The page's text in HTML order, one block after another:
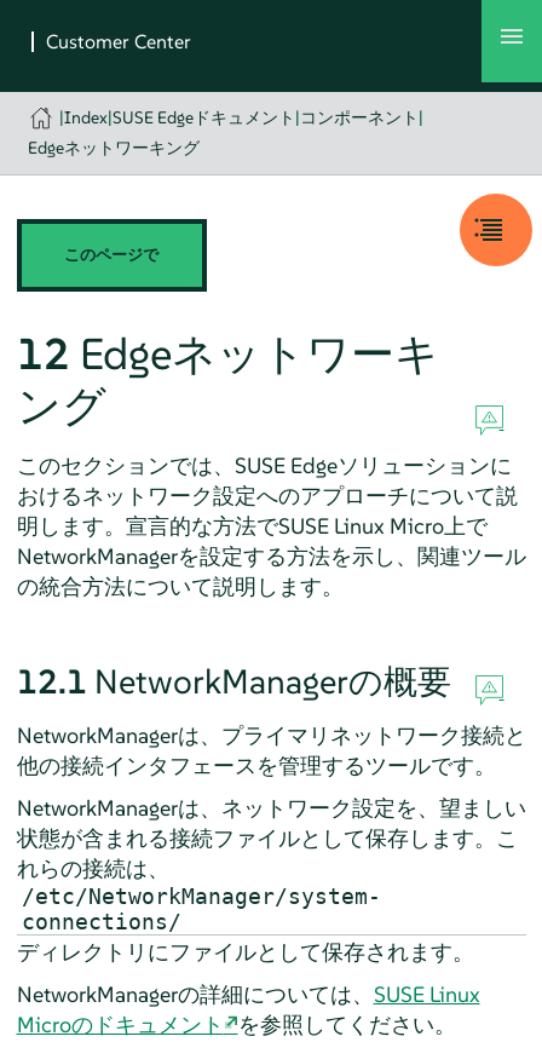
|Index|SUSE Edgeドキュメント |コンポーネント |
Edgeネットワーキング
このページで
12 Edgeネットワーキ
ング
このセクションでは、SUSE Edgeソリューションに
おけるネットワーク設定へのアプローチについて説
明します。宣言的な方法でSUSE Linux Micro上で
NetworkManagerを設定する方法を示し、関連ツール
の統合方法について説明します。
12.1 NetworkManagerの概要
NetworkManagerは、プライマリネットワーク接続と
他の接続インタフェースを管理するツールです。
NetworkManagerは、ネットワーク設定を、望ましい
状態が含まれる接続ファイルとして保存します。こ
れらの接続は、
/etc/NetworkManager/system-
connections/
ディレクトリにファイルとして保存されます。
NetworkManagerの詳細については、 SUSE Linux
Microのドキュメント
を参照してください。